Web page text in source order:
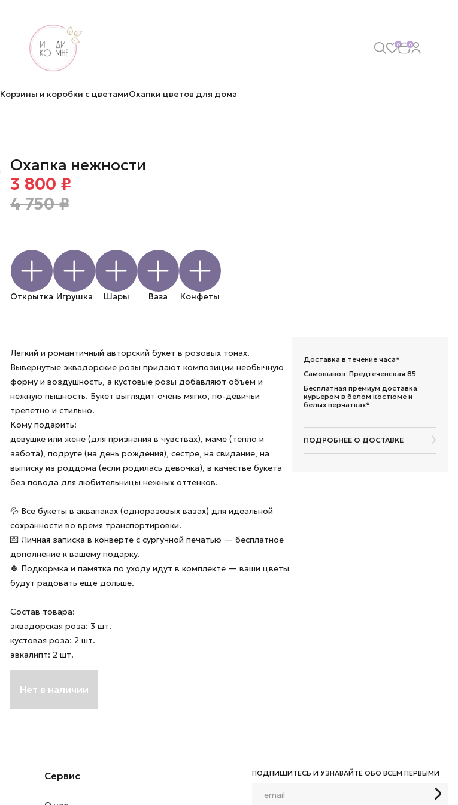
0 0
Корзины и коробки с цветамиОхапки цветов для дома
Охапка нежности
3 800 ₽
4 750 ₽
Открытка Игрушка Шары Ваза Конфеты
Лёгкий и романтичный авторский букет в розовых тонах.
Вывернутые эквадорские розы придают композиции необычную
форму и воздушность, а кустовые розы добавляют объём и
нежную пышность. Букет выглядит очень мягко, по-девичьи
трепетно и стильно.
Кому подарить:
девушке или жене (для признания в чувствах), маме (тепло и
забота), подруге (на день рождения), сестре, на свидание, на
выписку из роддома (если родилась девочка), в качестве букета
без повода для любительницы нежных оттенков.
💦 Все букеты в аквапаках (одноразовых вазах) для идеальной
сохранности во время транспортировки.
💌 Личная записка в конверте с сургучной печатью — бесплатное
дополнение к вашему подарку.
🍀 Подкормка и памятка по уходу идут в комплекте — ваши цветы
будут радовать ещё дольше.
Состав товара:
эквадорская роза: 3 шт.
кустовая роза: 2 шт.
эвкалипт: 2 шт.
Доставка в течение часа*
Самовывоз: Предтеченская 85
Бесплатная премиум доставка
курьером в белом костюме и
белых перчатках*
ПОДРОБНЕЕ О ДОСТАВКЕ
Нет в наличии
Сервис ПОДПИШИТЕСЬ И УЗНАВАЙТЕ ОБО ВСЕМ ПЕРВЫМИ